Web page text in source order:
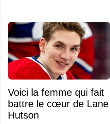
Voici la femme qui fait
battre le cœur de Lane
Hutson